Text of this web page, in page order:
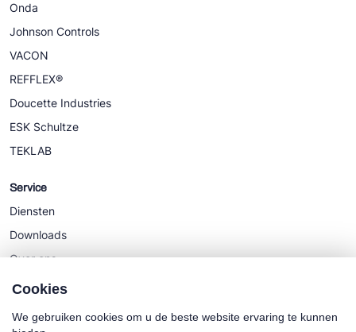
Onda
Johnson Controls
VACON
REFFLEX®
Doucette Industries
ESK Schultze
TEKLAB
Service
Diensten
Downloads
Over ons
Nieuws
Cookies
We gebruiken cookies om u de beste website ervaring te kunnen